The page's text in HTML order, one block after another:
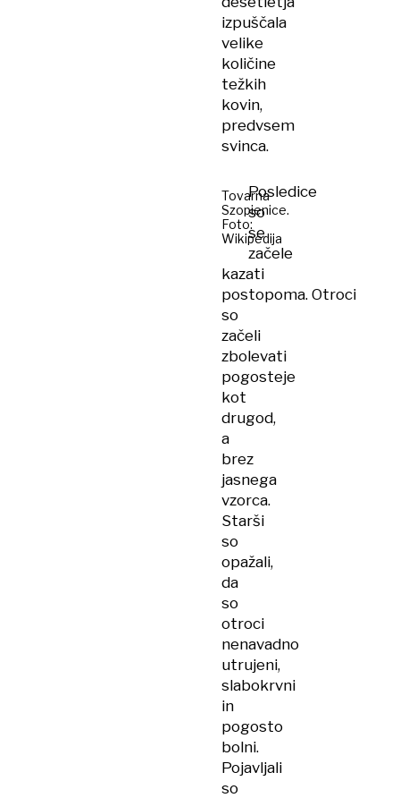
izpuščala
velike
količine
težkih
kovin,
predvsem
svinca.
Tovarna
Szopienice.
Foto:
Wikipedija
Posledice
so
se
začele
kazati
postopoma. Otroci
so
začeli
zbolevati
pogosteje
kot
drugod,
a
brez
jasnega
vzorca.
Starši
so
opažali,
da
so
otroci
nenavadno
utrujeni,
slabokrvni
in
pogosto
bolni.
Pojavljali
so